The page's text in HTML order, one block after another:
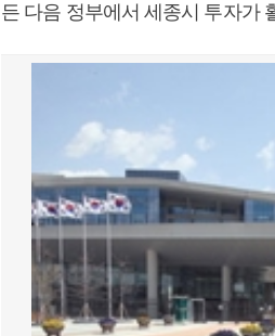
든 다음 정부에서 세종시 투자가